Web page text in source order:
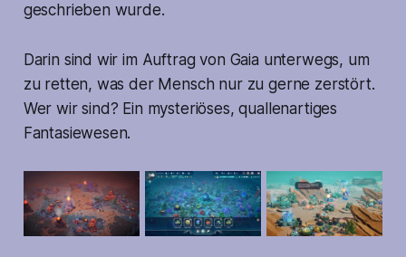
geschrieben wurde.
Darin sind wir im Auftrag von Gaia unterwegs, um
zu retten, was der Mensch nur zu gerne zerstört.
Wer wir sind? Ein mysteriöses, quallenartiges
Fantasiewesen.